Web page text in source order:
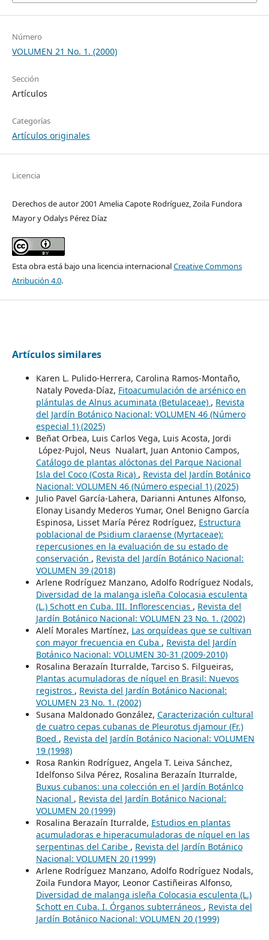
Número
VOLUMEN 21 No. 1. (2000)
Sección
Artículos
Categorías
Artículos originales
Licencia
Derechos de autor 2001 Amelia Capote Rodríguez, Zoila Fundora
Mayor y Odalys Pérez Díaz
Esta obra está bajo una licencia internacionalCreative Commons
Atribución 4.0.
Artículos similares
Karen L. Pulido-Herrera, Carolina Ramos-Montaño,
Nataly Poveda-Díaz, Fitoacumulación de arsénico en
plántulas de Alnus acuminata (Betulaceae) , Revista
del Jardín Botánico Nacional: VOLUMEN 46 (Número
especial 1) (2025)
Beñat Orbea, Luis Carlos Vega, Luis Acosta, Jordi
López-Pujol, Neus Nualart, Juan Antonio Campos,
Catálogo de plantas alóctonas del Parque Nacional
Isla del Coco (Costa Rica) , Revista del Jardín Botánico
Nacional: VOLUMEN 46 (Número especial 1) (2025)
Julio Pavel García-Lahera, Darianni Antunes Alfonso,
Elonay Lisandy Mederos Yumar, Onel Benigno García
Espinosa, Lisset María Pérez Rodríguez, Estructura
poblacional de Psidium claraense (Myrtaceae):
repercusiones en la evaluación de su estado de
conservación , Revista del Jardín Botánico Nacional:
VOLUMEN 39 (2018)
Arlene Rodríguez Manzano, Adolfo Rodríguez Nodals,
Diversidad de la malanga isleña Colocasia esculenta
(L.) Schott en Cuba. III. Inflorescencias , Revista del
Jardín Botánico Nacional: VOLUMEN 23 No. 1. (2002)
Alelí Morales Martínez, Las orquídeas que se cultivan
con mayor frecuencia en Cuba , Revista del Jardín
Botánico Nacional: VOLUMEN 30-31 (2009-2010)
Rosalina Berazaín Iturralde, Tarciso S. Filgueiras,
Plantas acumuladoras de níquel en Brasil: Nuevos
registros , Revista del Jardín Botánico Nacional:
VOLUMEN 23 No. 1. (2002)
Susana Maldonado González, Caracterización cultural
de cuatro cepas cubanas de Pleurotus djamour (Fr.)
Boed , Revista del Jardín Botánico Nacional: VOLUMEN
19 (1998)
Rosa Rankin Rodríguez, Angela T. Leiva Sánchez,
Idelfonso Silva Pérez, Rosalina Berazaín Iturralde,
Buxus cubanos: una colección en el Jardín Botánlco
Nacional , Revista del Jardín Botánico Nacional:
VOLUMEN 20 (1999)
Rosalina Berazaín Iturralde, Estudios en plantas
acumuladoras e hiperacumuladoras de níquel en las
serpentinas del Caribe , Revista del Jardín Botánico
Nacional: VOLUMEN 20 (1999)
Arlene Rodríguez Manzano, Adolfo Rodríguez Nodals,
Zoila Fundora Mayor, Leonor Castiñeiras Alfonso,
Diversidad de malanga isleña Colocasia esculenta (L.)
Schott en Cuba. I. Órganos subterráneos , Revista del
Jardín Botánico Nacional: VOLUMEN 20 (1999)